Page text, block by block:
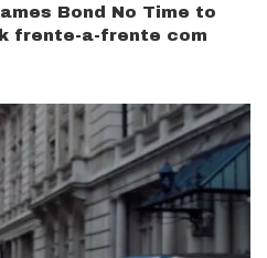
Bond No Time to
frente-a-frente com